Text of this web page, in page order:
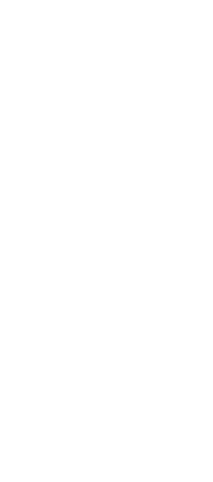
spécialiste
Rouler seul ou en
des choses en plus.
dans un autre article
conduite, les
différence, en
Heureusement, le
bénéficient tous deux
chargement
standard. Nous avons
idéale pour un Ryker
que vous puissiez
dont vous disposez en